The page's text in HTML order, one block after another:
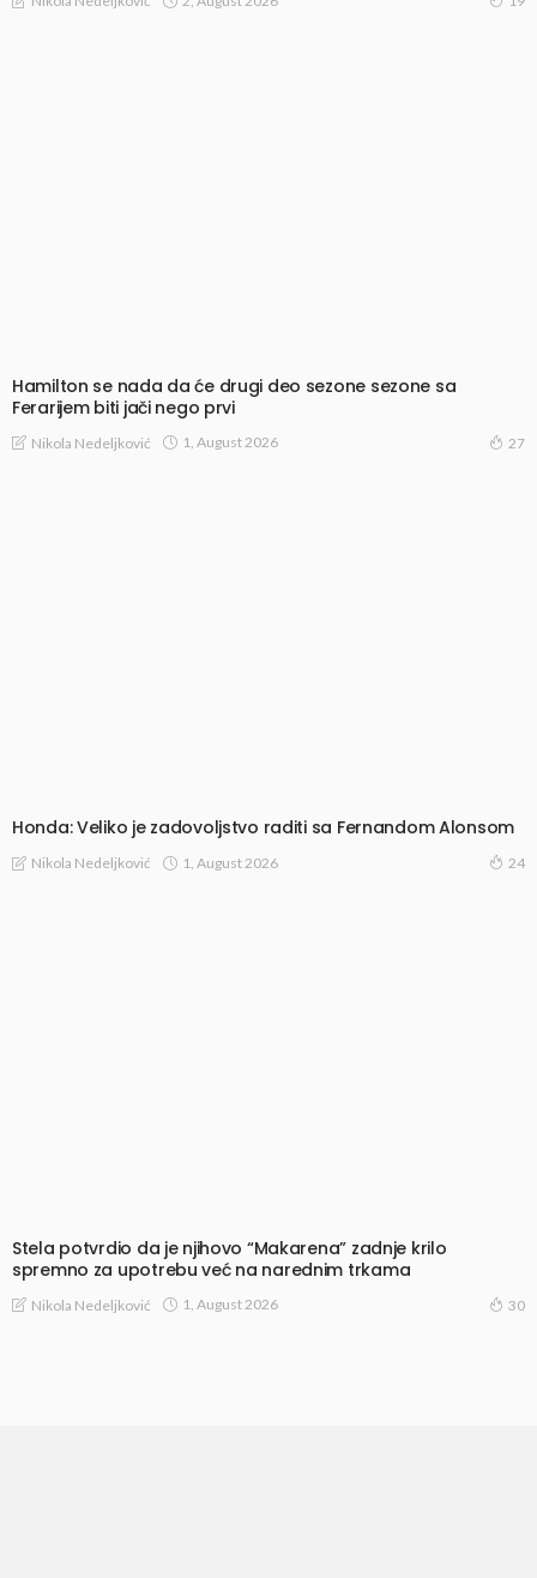
Hamilton se nada da će drugi deo sezone sezone sa
Ferarijem biti jači nego prvi
Nikola Nedeljković 1, August 2026 27
Honda: Veliko je zadovoljstvo raditi sa Fernandom Alonsom
Nikola Nedeljković 1, August 2026 24
Stela potvrdio da je njihovo “Makarena” zadnje krilo
spremno za upotrebu već na narednim trkama
Nikola Nedeljković 1, August 2026 30